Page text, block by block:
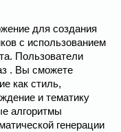
для создания
с использованием
Пользователи
. Вы сможете
как стиль,
и тематику
алгоритмы
генерации